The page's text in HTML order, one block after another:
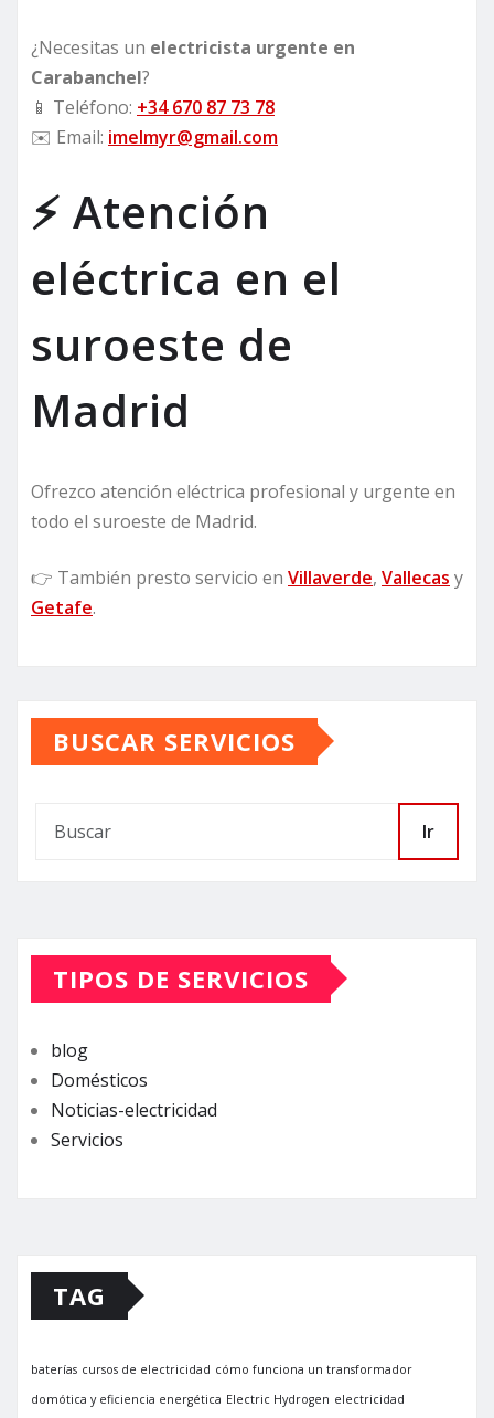
¿Necesitas un electricista urgente en
Carabanchel?
📱 Teléfono: +34 670 87 73 78
✉️ Email: imelmyr@gmail.com
⚡ Atención
eléctrica en el
suroeste de
Madrid
Ofrezco atención eléctrica profesional y urgente en
todo el suroeste de Madrid.
👉 También presto servicio en Villaverde, Vallecas y
Getafe.
BUSCAR SERVICIOS
Ir
TIPOS DE SERVICIOS
blog
Domésticos
Noticias-electricidad
Servicios
TAG
baterías cursos de electricidad cómo funciona un transformador
domótica y eficiencia energética Electric Hydrogen electricidad